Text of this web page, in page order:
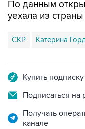
По данным
уехала из
СКР Катерина
Купить
Подписаться на
Получать
канале